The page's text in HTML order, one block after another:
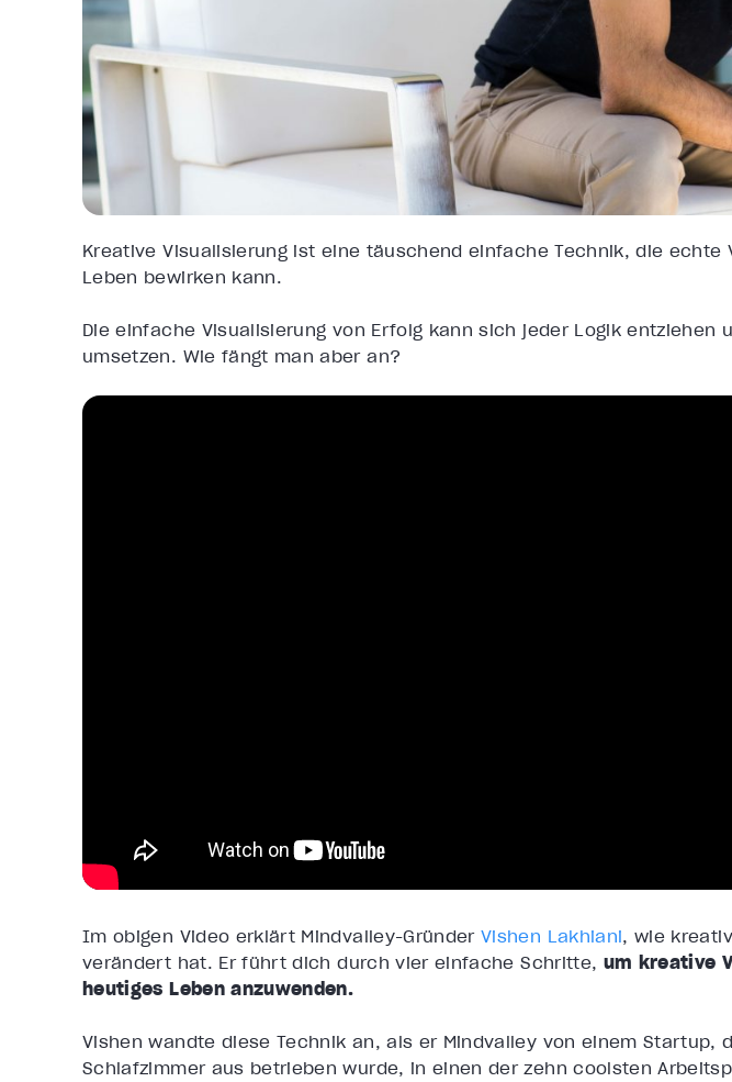
Kreative Visualisierung ist eine täuschend einfache Technik, die echte
Leben bewirken kann.
Die einfache Visualisierung von Erfolg kann sich jeder Logik entziehen
umsetzen. Wie fängt man aber an?
Im obigen Video erklärt Mindvalley-GründerVishen Lakhiani, wie
verändert hat. Er führt dich durch vier einfache Schritte, um kreative
heutiges Leben anzuwenden.
Vishen wandte diese Technik an, als er Mindvalley von einem Startup,
Schlafzimmer aus betrieben wurde, in einen der zehn coolsten